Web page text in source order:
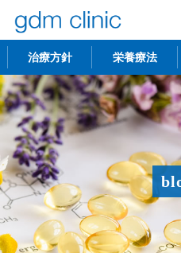
治療方針 栄養療法
不妊治療
アンチエイジング
アトピー性皮膚炎
レーザー脱毛